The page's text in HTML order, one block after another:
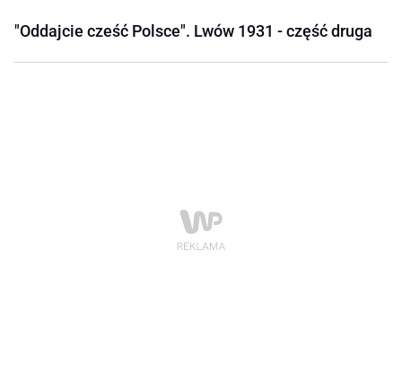
"Oddajcie cześć Polsce". Lwów 1931 - część druga